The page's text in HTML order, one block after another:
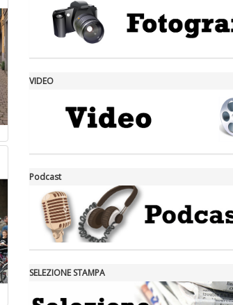
VIDEO
Podcast
SELEZIONE STAMPA